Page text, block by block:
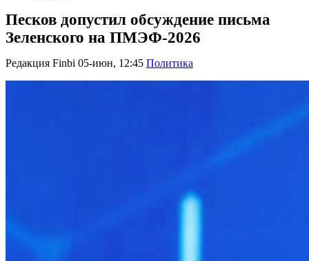
Песков допустил обсуждение письма
Зеленского на ПМЭФ-2026
Редакция Finbi 05-июн, 12:45 Политика